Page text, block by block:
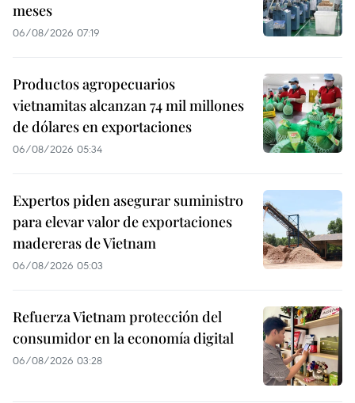
meses
06/08/2026 07:19
Productos agropecuarios
vietnamitas alcanzan 74 mil millones
de dólares en exportaciones
06/08/2026 05:34
Expertos piden asegurar suministro
para elevar valor de exportaciones
madereras de Vietnam
06/08/2026 05:03
Refuerza Vietnam protección del
consumidor en la economía digital
06/08/2026 03:28